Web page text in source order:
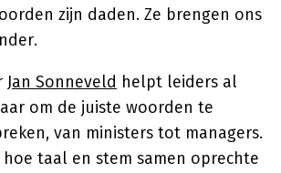
zijn daden. Ze brengen ons
Jan Sonneveld helpt leiders al
om de juiste woorden te
van ministers tot managers.
taal en stem samen oprechte